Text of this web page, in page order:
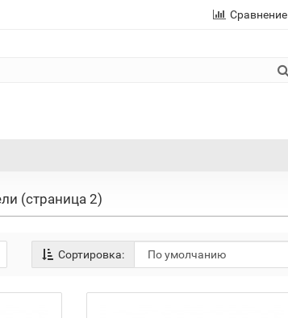
Сравнение
(страница 2)
Сортировка: